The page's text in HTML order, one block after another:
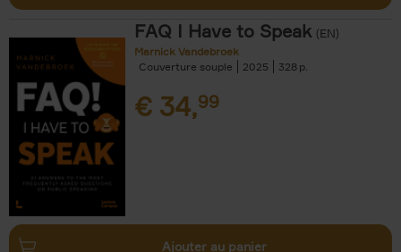
FAQ I Have to Speak (EN)
Marnick Vandebroek
Couverture souple
2025 328
€ 34,99
Ajouter au panier